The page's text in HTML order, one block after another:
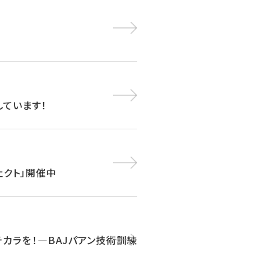
います！
ト」開催中
カラを！―BAJパアン技術訓練